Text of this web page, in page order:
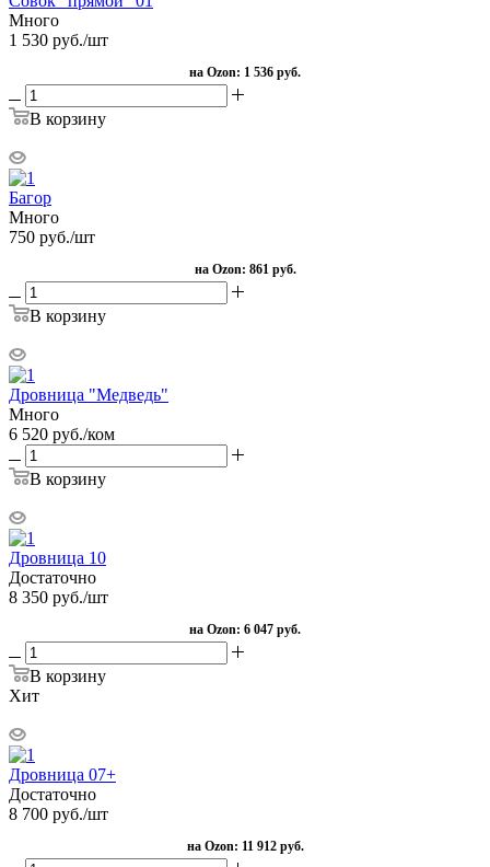
Много
1 530 руб./шт
на Ozon: 1 536 руб.
В корзину
Багор
Много
750 руб./шт
на Ozon: 861 руб.
В корзину
Дровница "Медведь"
Много
6 520 руб./ком
В корзину
Дровница 10
Достаточно
8 350 руб./шт
на Ozon: 6 047 руб.
В корзину
Хит
Дровница 07+
Достаточно
8 700 руб./шт
на Ozon: 11 912 руб.